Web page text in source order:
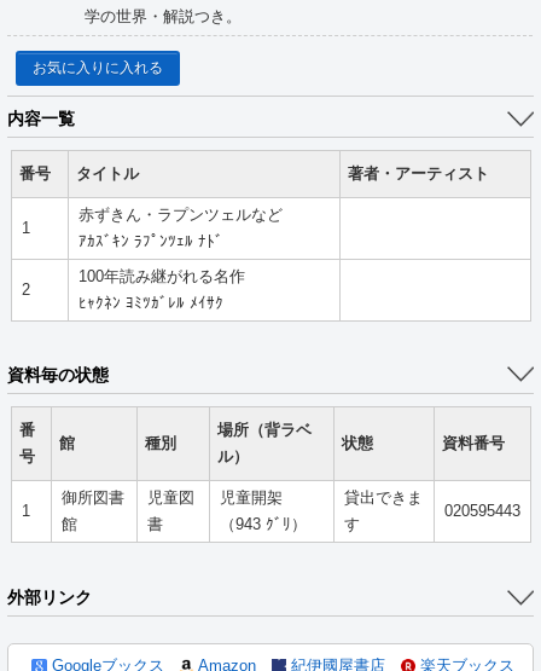
学の世界・解説つき。
お気に入りに入れる
内容一覧
番号 タイトル 著者・アーティスト
1
赤ずきん・ラプンツェルなど
ｱｶｽﾞｷﾝ ﾗﾌﾟﾝﾂｪﾙ ﾅﾄﾞ
2
100年読み継がれる名作
ﾋｬｸﾈﾝ ﾖﾐﾂｶﾞﾚﾙ ﾒｲｻｸ
資料毎の状態
番
号
館 種別
場所（背ラベ
ル）
状態 資料番号
1
御所図書
館
児童図
書
児童開架
（943 ｸﾞﾘ）
貸出できま
す
020595443
外部リンク
Googleブックス Amazon 紀伊國屋書店 楽天ブックス